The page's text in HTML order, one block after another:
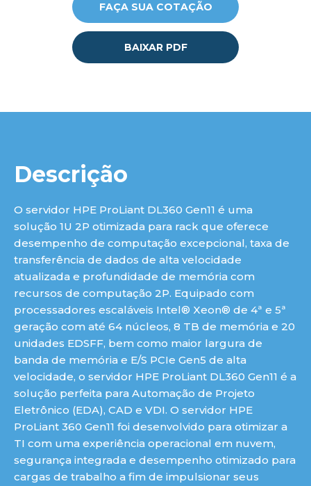
FAÇA SUA COTAÇÃO
BAIXAR PDF
Descrição
O servidor HPE ProLiant DL360 Gen11 é uma
solução 1U 2P otimizada para rack que oferece
desempenho de computação excepcional, taxa de
transferência de dados de alta velocidade
atualizada e profundidade de memória com
recursos de computação 2P. Equipado com
processadores escaláveis Intel® Xeon® de 4ª e 5ª
geração com até 64 núcleos, 8 TB de memória e 20
unidades EDSFF, bem como maior largura de
banda de memória e E/S PCIe Gen5 de alta
velocidade, o servidor HPE ProLiant DL360 Gen11 é a
solução perfeita para Automação de Projeto
Eletrônico (EDA), CAD e VDI. O servidor HPE
ProLiant 360 Gen11 foi desenvolvido para otimizar a
TI com uma experiência operacional em nuvem,
segurança integrada e desempenho otimizado para
cargas de trabalho a fim de impulsionar seus